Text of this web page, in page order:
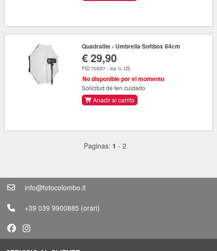
Quadralite - Umbrella Softbox 84cm
€ 29,90
FID 70557 - iva % US
No disponible por el momento
Solicitud de ten cuidado
Anadir al carrito
Paginas: 1 - 2
info@fotocolombo.it
+39 039 9900885 (orari)